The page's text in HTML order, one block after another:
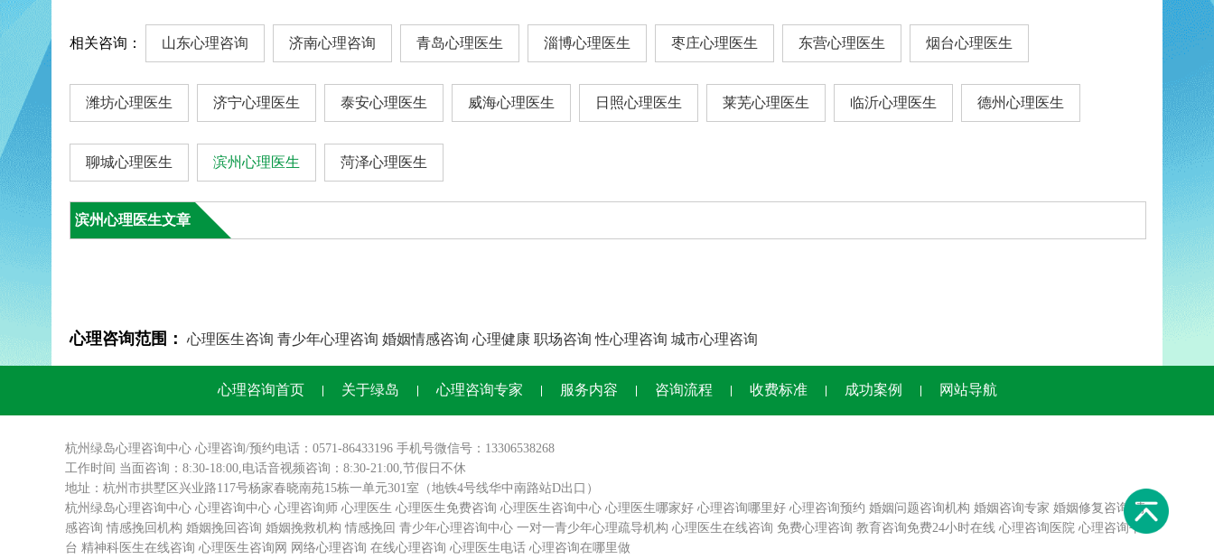
相关咨询： 山东心理咨询 济南心理咨询 青岛心理医生 淄博心理医生 枣庄心理医生 东营心理医生 烟台心理医生
潍坊心理医生 济宁心理医生 泰安心理医生 威海心理医生 日照心理医生 莱芜心理医生 临沂心理医生 德州心理医生
聊城心理医生 滨州心理医生 菏泽心理医生
滨州心理医生文章
心理咨询范围： 心理医生咨询 青少年心理咨询 婚姻情感咨询 心理健康 职场咨询 性心理咨询 城市心理咨询
心理咨询首页 关于绿岛 心理咨询专家 服务内容 咨询流程 收费标准 成功案例 网站导航
杭州绿岛心理咨询中心 心理咨询/预约电话：0571-86433196 手机号微信号：13306538268
工作时间 当面咨询：8:30-18:00,电话音视频咨询：8:30-21:00,节假日不休
地址：杭州市拱墅区兴业路117号杨家春晓南苑15栋一单元301室（地铁4号线华中南路站D出口）
杭州绿岛心理咨询中心 心理咨询中心 心理咨询师 心理医生 心理医生免费咨询 心理医生咨询中心 心理医生哪家好 心理咨询哪里好 心理咨询预约 婚姻问题咨询机构 婚姻咨询专家 婚姻修复咨询 情
感咨询 情感挽回机构 婚姻挽回咨询 婚姻挽救机构 情感挽回 青少年心理咨询中心 一对一青少年心理疏导机构 心理医生在线咨询 免费心理咨询 教育咨询免费24小时在线 心理咨询医院 心理咨询平
台 精神科医生在线咨询 心理医生咨询网 网络心理咨询 在线心理咨询 心理医生电话 心理咨询在哪里做